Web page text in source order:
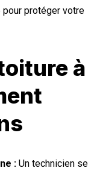
pour protéger votre
à
: Un technicien se